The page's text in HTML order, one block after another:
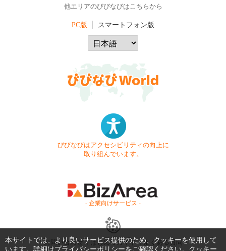
他エリアのびびなびはこちらから
PC版 スマートフォン版
びびなびはアクセシビリティの向上に
取り組んでいます。
- 企業向けサービス -
お問い合わせ はじめてガイド よくある質問
本サイトでは、より良いサービス提供のため、クッキーを使用して
います。詳細はプライバシーポリシーをご確認ください。クッキー